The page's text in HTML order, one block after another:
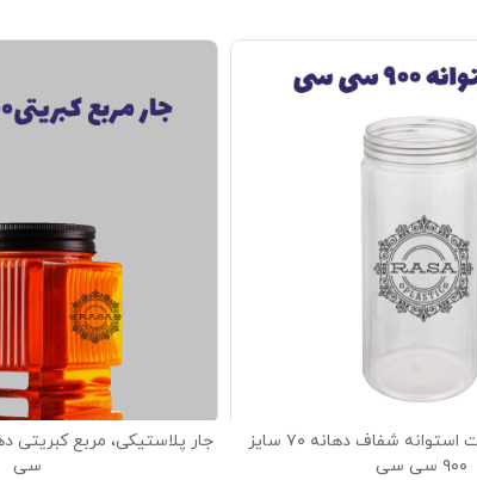
سی
جار پلاستیکی، پت استوانه شفاف دهانه ۷۰ سایز
۹۰۰ سی سی